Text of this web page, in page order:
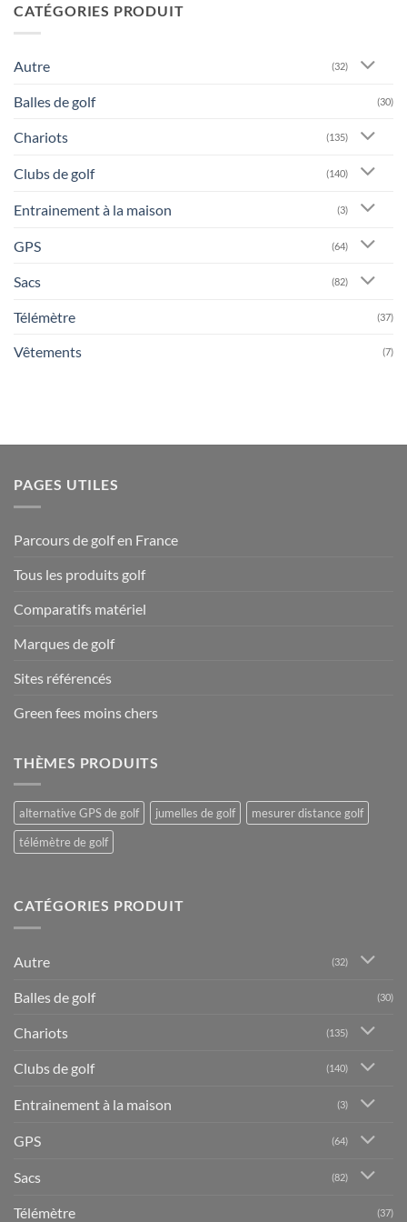
CATÉGORIES PRODUIT
Autre (32)
Balles de golf (30)
Chariots (135)
Clubs de golf (140)
Entrainement à la maison (3)
GPS (64)
Sacs (82)
Télémètre (37)
Vêtements (7)
PAGES UTILES
Parcours de golf en France
Tous les produits golf
Comparatifs matériel
Marques de golf
Sites référencés
Green fees moins chers
THÈMES PRODUITS
alternative GPS de golf jumelles de golf
mesurer distance golf
télémètre de golf
CATÉGORIES PRODUIT
Autre (32)
Balles de golf (30)
Chariots (135)
Clubs de golf (140)
Entrainement à la maison (3)
GPS (64)
Sacs (82)
Télémètre (37)